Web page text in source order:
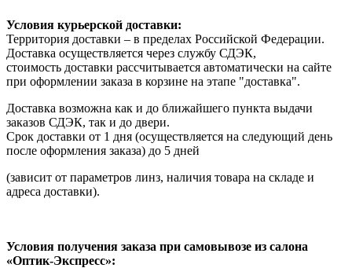
Условия курьерской доставки:
Территория доставки – в пределах Российской Федерации.
Доставка осуществляется через службу СДЭК,
стоимость доставки рассчитывается автоматически на сайте
при оформлении заказа в корзине на этапе "доставка".
Доставка возможна как и до ближайшего пункта выдачи
заказов СДЭК, так и до двери.
Срок доставки от 1 дня (осуществляется на следующий день
после оформления заказа) до 5 дней
(зависит от параметров линз, наличия товара на складе и
адреса доставки).
Условия получения заказа при самовывозе из салона
«Оптик-Экспресс»: